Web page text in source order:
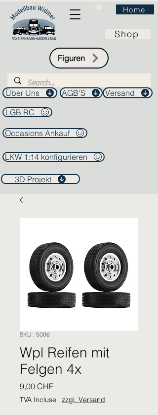
Home
Shop
Figuren
Über Uns AGB'S
Versand
LGB RC
Occasions Ankauf
LKW 1:14 konfigurieren
3D Projekt
SKU : 5006
Wpl Reifen mit
Felgen 4x
9,00 CHFPrix
TVA Incluse | zzgl. Versand